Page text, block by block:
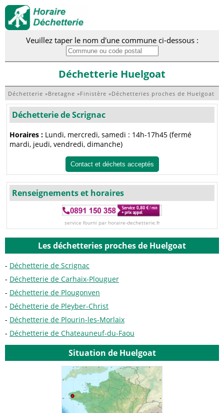
Veuillez taper le nom d'une commune ci-dessous :
Déchetterie Huelgoat
Déchetterie »Bretagne »Finistère »Déchetteries proches de Huelgoat
Déchetterie de Scrignac
Horaires : Lundi, mercredi, samedi : 14h-17h45 (fermé
mardi, jeudi, vendredi, dimanche)
Contact et déchets acceptés
Renseignements et horaires
service fourni par horaire-dechetterie.fr
Les déchetteries proches de Huelgoat
Déchetterie de Scrignac
Déchetterie de Carhaix-Plouguer
Déchetterie de Plougonven
Déchetterie de Pleyber-Christ
Déchetterie de Plourin-les-Morlaix
Déchetterie de Chateauneuf-du-Faou
Situation de Huelgoat